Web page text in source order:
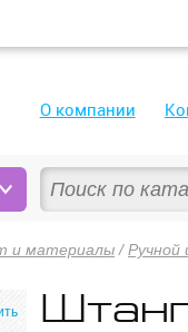
О компании
и материалы /Ручной